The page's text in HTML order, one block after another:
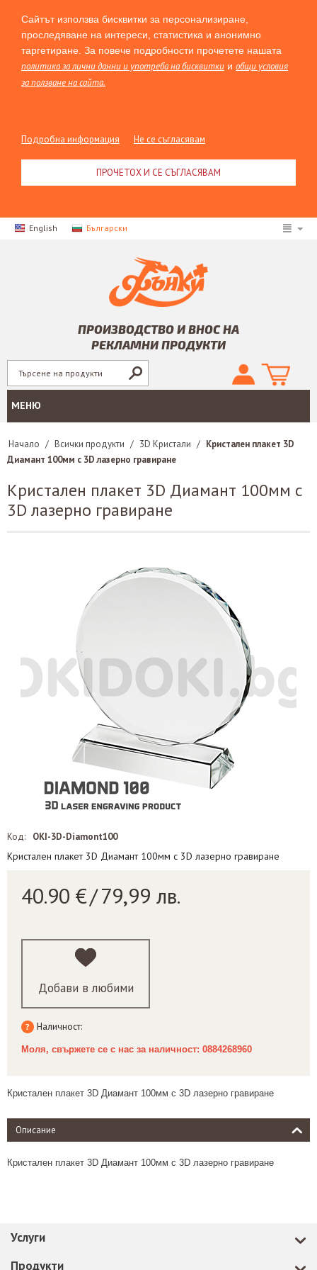
Сайтът използва бисквитки за персонализиране,
проследяване на интереси, статистика и анонимно
таргетиране. За повече подробности прочетете нашата
политика за лични данни и употреба на бисквитки и общи условия
за ползване на сайта.
Подробна информация Не се съгласявам
ПРОЧЕТОХ И СЕ СЪГЛАСЯВАМ
English Български
ПРОИЗВОДСТВО И ВНОС НА
РЕКЛАМНИ ПРОДУКТИ
МЕНЮ
Начало / Всички продукти / 3D Кристали / Кристален плакет 3D
Диамант 100мм с 3D лазерно гравиране
Кристален плакет 3D Диамант 100мм с
3D лазерно гравиране
Код: OKI-3D-Diamont100
Кристален плакет 3D Диамант 100мм с 3D лазерно гравиране
40.90 €/79,99 лв.
Добави в любими
Наличност:
Моля, свържете се с нас за наличност: 0884268960
Кристален плакет 3D Диамант 100мм с 3D лазерно гравиране
Описание
Кристален плакет 3D Диамант 100мм с 3D лазерно гравиране
Услуги
Продукти